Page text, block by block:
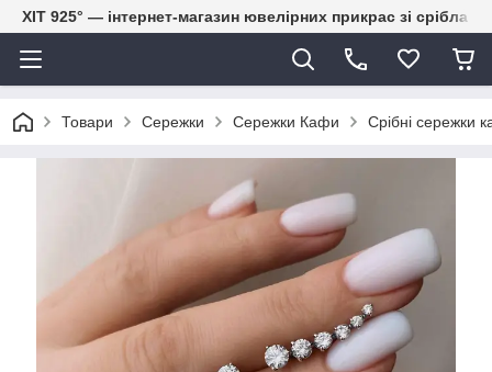
ХІТ 925° — інтернет-магазин ювелірних прикрас зі срібла
Товари Сережки Сережки Кафи Срібні сережки